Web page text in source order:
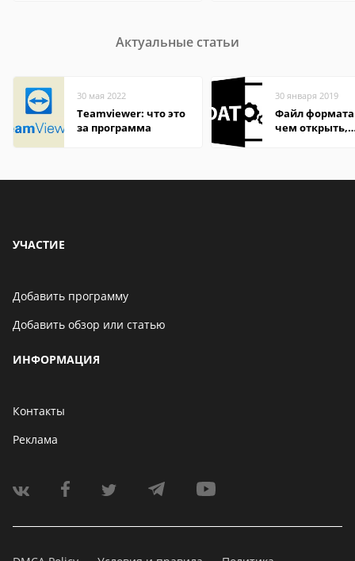
Актуальные статьи
30 мая 2022
Teamviewer: что это
за программа
30 января 2019
Файл формата
чем открыть,
УЧАСТИЕ
Добавить программу
Добавить обзор или статью
ИНФОРМАЦИЯ
Контакты
Реклама